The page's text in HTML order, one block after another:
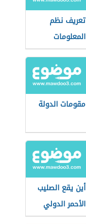
تعريف نظم
المعلومات
الجغرافية
مقومات الدولة
أين يقع الصليب
الأحمر الدولي